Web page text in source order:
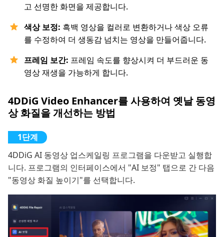
고 선명한 화면을 제공합니다.
색상 보정: 흑백 영상을 컬러로 변환하거나 색상 오류
를 수정하여 더 생동감 넘치는 영상을 만들어줍니다.
프레임 보간: 프레임 속도를 향상시켜 더 부드러운 동
영상 재생을 가능하게 합니다.
4DDiG Video Enhancer를 사용하여 옛날 동영
상 화질을 개선하는 방법
4DDiG AI 동영상 업스케일링 프로그램을 다운받고 실행합
니다. 프로그램의 인터페이스에서 "AI 보정" 탭으로 간 다음
"동영상 화질 높이기"를 선택합니다.